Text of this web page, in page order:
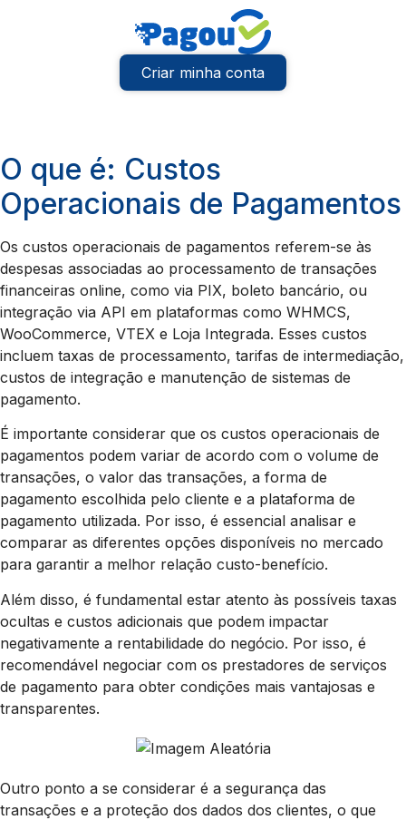
Criar minha conta
O que é: Custos
Operacionais de Pagamentos
Os custos operacionais de pagamentos referem-se às
despesas associadas ao processamento de transações
financeiras online, como via PIX, boleto bancário, ou
integração via API em plataformas como WHMCS,
WooCommerce, VTEX e Loja Integrada. Esses custos
incluem taxas de processamento, tarifas de intermediação,
custos de integração e manutenção de sistemas de
pagamento.
É importante considerar que os custos operacionais de
pagamentos podem variar de acordo com o volume de
transações, o valor das transações, a forma de
pagamento escolhida pelo cliente e a plataforma de
pagamento utilizada. Por isso, é essencial analisar e
comparar as diferentes opções disponíveis no mercado
para garantir a melhor relação custo-benefício.
Além disso, é fundamental estar atento às possíveis taxas
ocultas e custos adicionais que podem impactar
negativamente a rentabilidade do negócio. Por isso, é
recomendável negociar com os prestadores de serviços
de pagamento para obter condições mais vantajosas e
transparentes.
Outro ponto a se considerar é a segurança das
transações e a proteção dos dados dos clientes, o que